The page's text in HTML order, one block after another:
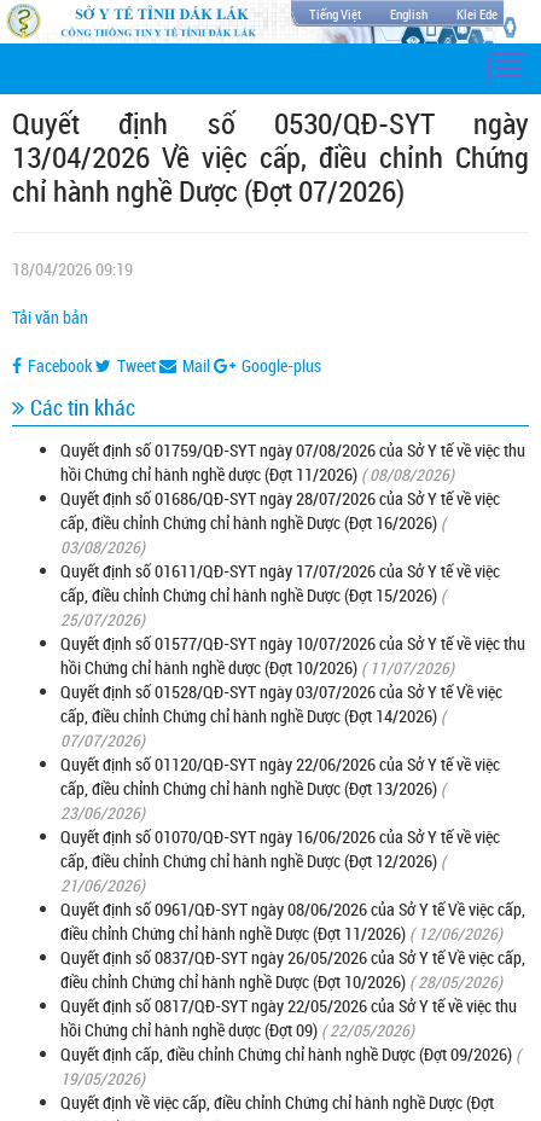
Tiếng Việt English Klei Ede
Quyết định số 0530/QĐ-SYT ngày
13/04/2026 Về việc cấp, điều chỉnh Chứng
chỉ hành nghề Dược (Đợt 07/2026)
18/04/2026 09:19
Tải văn bản
Facebook Tweet Mail Google-plus
Các tin khác
Quyết định số 01759/QĐ-SYT ngày 07/08/2026 của Sở Y tế về việc thu
hồi Chứng chỉ hành nghề dược (Đợt 11/2026) ( 08/08/2026)
Quyết định số 01686/QĐ-SYT ngày 28/07/2026 của Sở Y tế về việc
cấp, điều chỉnh Chứng chỉ hành nghề Dược (Đợt 16/2026) (
03/08/2026)
Quyết định số 01611/QĐ-SYT ngày 17/07/2026 của Sở Y tế về việc
cấp, điều chỉnh Chứng chỉ hành nghề Dược (Đợt 15/2026) (
25/07/2026)
Quyết định số 01577/QĐ-SYT ngày 10/07/2026 của Sở Y tế về việc thu
hồi Chứng chỉ hành nghề dược (Đợt 10/2026) ( 11/07/2026)
Quyết định số 01528/QĐ-SYT ngày 03/07/2026 của Sở Y tế Về việc
cấp, điều chỉnh Chứng chỉ hành nghề Dược (Đợt 14/2026) (
07/07/2026)
Quyết định số 01120/QĐ-SYT ngày 22/06/2026 của Sở Y tế về việc
cấp, điều chỉnh Chứng chỉ hành nghề Dược (Đợt 13/2026) (
23/06/2026)
Quyết định số 01070/QĐ-SYT ngày 16/06/2026 của Sở Y tế về việc
cấp, điều chỉnh Chứng chỉ hành nghề Dược (Đợt 12/2026) (
21/06/2026)
Quyết định số 0961/QĐ-SYT ngày 08/06/2026 của Sở Y tế Về việc cấp,
điều chỉnh Chứng chỉ hành nghề Dược (Đợt 11/2026) ( 12/06/2026)
Quyết định số 0837/QĐ-SYT ngày 26/05/2026 của Sở Y tế Về việc cấp,
điều chỉnh Chứng chỉ hành nghề Dược (Đợt 10/2026) ( 28/05/2026)
Quyết định số 0817/QĐ-SYT ngày 22/05/2026 của Sở Y tế về việc thu
hồi Chứng chỉ hành nghề dược (Đợt 09) ( 22/05/2026)
Quyết định cấp, điều chỉnh Chứng chỉ hành nghề Dược (Đợt 09/2026) (
19/05/2026)
Quyết định về việc cấp, điều chỉnh Chứng chỉ hành nghề Dược (Đợt